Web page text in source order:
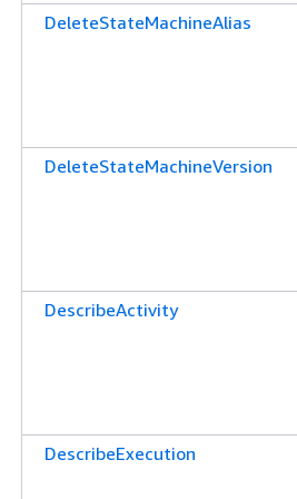
DeleteStateMachineAlias
DeleteStateMachineVersion
DescribeActivity
DescribeExecution